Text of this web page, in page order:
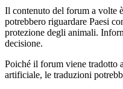
Il contenuto del forum a volte
potrebbero riguardare Paesi
protezione degli animali.
decisione.
Poiché il forum viene tradotto
artificiale, le traduzioni